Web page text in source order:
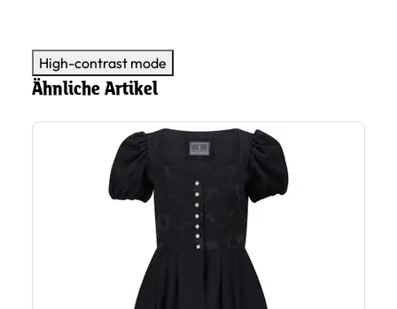
High-contrast mode
Ähnliche Artikel